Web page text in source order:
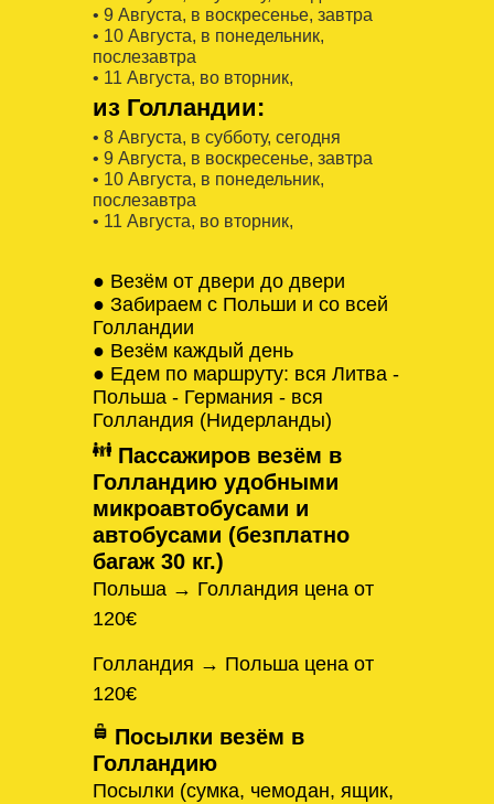
• 9 Августa, в воскресенье, завтра
• 10 Августa, в понедельник,
послезавтра
• 11 Августa, во вторник,
из Голландии:
• 8 Августa, в субботу, сегодня
• 9 Августa, в воскресенье, завтра
• 10 Августa, в понедельник,
послезавтра
• 11 Августa, во вторник,
● Везём от двери до двери
● Забираем с Польши и со всей
Голландии
● Везём каждый день
● Едем по маршруту: вся Литва -
Польша - Германия - вся
Голландия (Нидерланды)
Пассажиров везём в
Голландию удобными
микроавтобусами и
автобусами (безплатно
багаж 30 кг.)
Польша → Голландия цена от
120€
Голландия → Польша цена от
120€
Посылки везём в
Голландию
Посылки (сумка, чемодан, ящик,